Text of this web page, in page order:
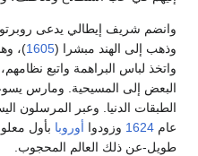
وانضم شريف إيطالي يدعى
وذهب إلى الهند مبشرا (1605)،
واتخذ لباس البراهمة واتبع
البعض إلى المسيحية. ومارس
الطبقات الدنيا. وعبر المرسلون
عام 1624 وزودوا أوروبا بأول
طويل-عن ذلك العالم المحجوب.